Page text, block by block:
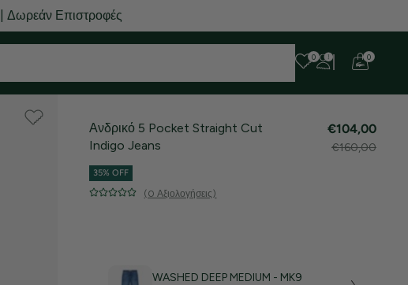
Δωρεάν Επιστροφές
0 0
Ανδρικό 5 Pocket Straight Cut
Indigo Jeans
€104,00
€160,00
35% OFF
(0 Αξιολογήσεις)
WASHED DEEP MEDIUM - MK9